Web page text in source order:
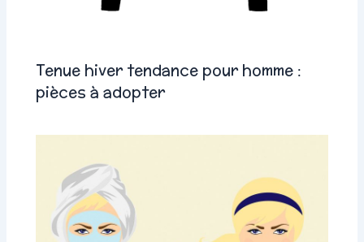
Tenue hiver tendance pour homme :
pièces à adopter